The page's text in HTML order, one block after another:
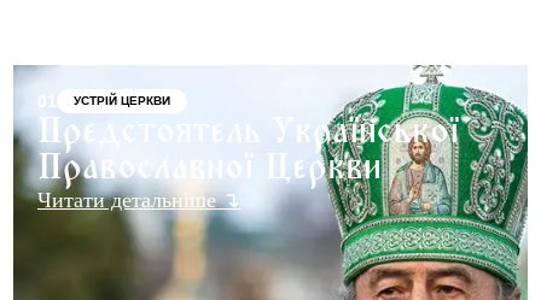
УСТРІЙ ЦЕРКВИ
Предстоятель Української
Православної Церкви
Читати детальніше ↴